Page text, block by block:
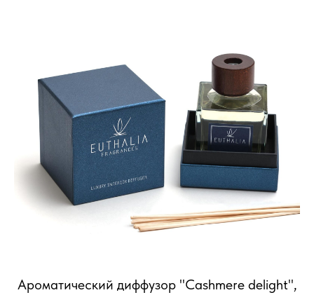
Ароматический диффузор "Cashmere delight",